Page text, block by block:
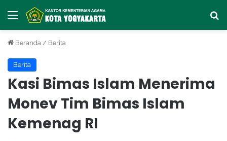
Menu
Beranda / Berita
Berita
Kasi Bimas Islam Menerima
Monev Tim Bimas Islam
Kemenag RI